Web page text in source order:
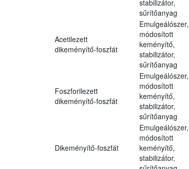
stabilizátor,
sűrítőanyag
Acetilezett
dikeményítő-foszfát
Emulgeálószer,
módosított
keményítő,
stabilizátor,
sűrítőanyag
Foszforilezett
dikeményítő-foszfát
Emulgeálószer,
módosított
keményítő,
stabilizátor,
sűrítőanyag
Dikeményítő-foszfát
Emulgeálószer,
módosított
keményítő,
stabilizátor,